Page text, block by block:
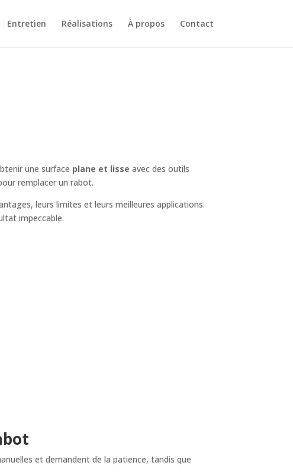
Entretien Réalisations À propos Contact
une surface plane et lisse avec des outils
remplacer un rabot.
leurs limites et leurs meilleures applications.
impeccable.
et demandent de la patience, tandis que